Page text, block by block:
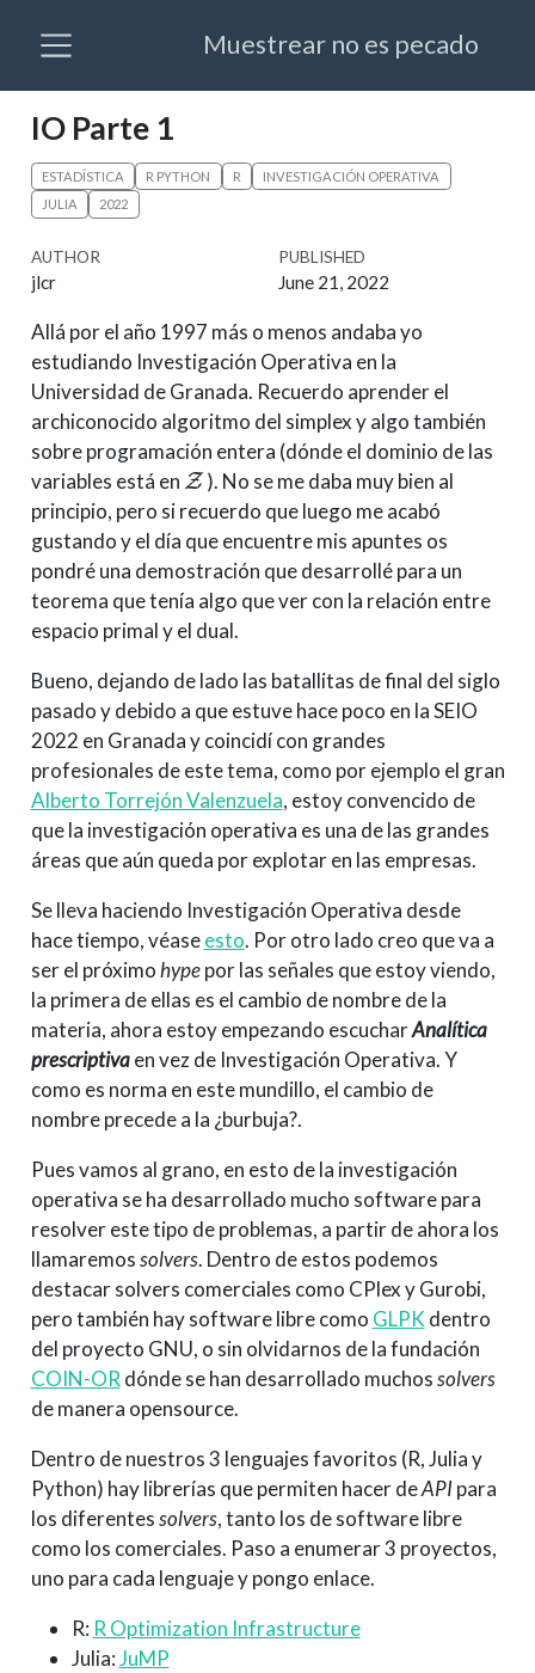
Muestrear no es pecado
IO Parte 1
ESTADÍSTICA R PYTHON R
INVESTIGACIÓN OPERATIVA
JULIA
2022
AUTHOR
jlcr
PUBLISHED
June 21, 2022
Allá por el año 1997 más o menos andaba yo
estudiando Investigación Operativa en la
Universidad de Granada. Recuerdo aprender el
archiconocido algoritmo del simplex y algo también
sobre programación entera (dónde el dominio de las
variables está en
Z
). No se me daba muy bien al
principio, pero si recuerdo que luego me acabó
gustando y el día que encuentre mis apuntes os
pondré una demostración que desarrollé para un
teorema que tenía algo que ver con la relación entre
espacio primal y el dual.
Bueno, dejando de lado las batallitas de final del siglo
pasado y debido a que estuve hace poco en la SEIO
2022 en Granada y coincidí con grandes
profesionales de este tema, como por ejemplo el gran
Alberto Torrejón Valenzuela, estoy convencido de
que la investigación operativa es una de las grandes
áreas que aún queda por explotar en las empresas.
Se lleva haciendo Investigación Operativa desde
hace tiempo, véaseesto. Por otro lado creo que va a
ser el próximohypepor las señales que estoy viendo,
la primera de ellas es el cambio de nombre de la
materia, ahora estoy empezando escucharAnalítica
prescriptivaen vez de Investigación Operativa. Y
como es norma en este mundillo, el cambio de
nombre precede a la ¿burbuja?.
Pues vamos al grano, en esto de la investigación
operativa se ha desarrollado mucho software para
resolver este tipo de problemas, a partir de ahora los
llamaremossolvers. Dentro de estos podemos
destacar solvers comerciales como CPlex y Gurobi,
pero también hay software libre como GLPKdentro
del proyecto GNU, o sin olvidarnos de la fundación
COIN-ORdónde se han desarrollado muchossolvers
de manera opensource.
Dentro de nuestros 3 lenguajes favoritos (R, Julia y
Python) hay librerías que permiten hacer deAPIpara
los diferentessolvers, tanto los de software libre
como los comerciales. Paso a enumerar 3 proyectos,
uno para cada lenguaje y pongo enlace.
R: R Optimization Infrastructure
Julia:JuMP